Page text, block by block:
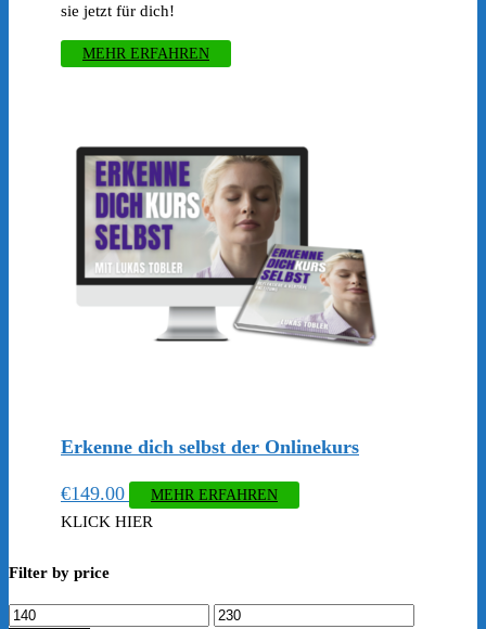
sie jetzt für dich!
MEHR ERFAHREN
Erkenne dich selbst der Onlinekurs
€149.00 MEHR ERFAHREN
KLICK HIER
Filter by price
Min.
Max.